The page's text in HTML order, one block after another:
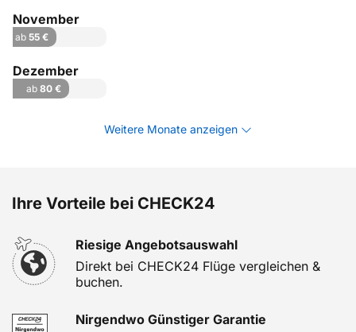
November
ab 55 €
Dezember
ab 80 €
Weitere Monate anzeigen
Ihre Vorteile bei CHECK24
Riesige Angebotsauswahl
Direkt bei CHECK24 Flüge vergleichen &
buchen.
Nirgendwo Günstiger Garantie